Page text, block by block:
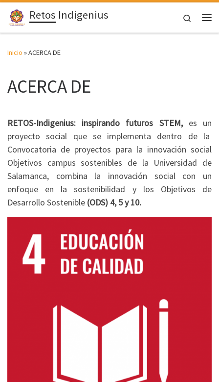
Saltar al contenido
Retos Indigenius
Search
Inicio »ACERCA DE
ACERCA DE
RETOS-Indigenius: inspirando futuros STEM, es un
proyecto social que se implementa dentro de la
Convocatoria de proyectos para la innovación social
Objetivos campus sostenibles de la Universidad de
Salamanca, combina la innovación social con un
enfoque en la sostenibilidad y los Objetivos de
Desarrollo Sostenible (ODS) 4, 5 y 10.